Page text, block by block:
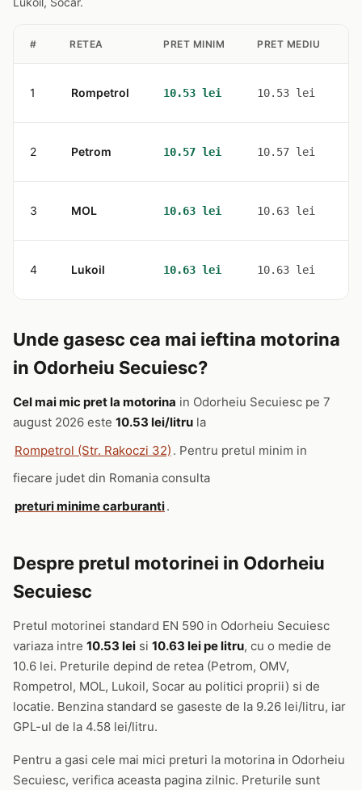
# RETEA PRET MINIM PRET MEDIU
1 Rompetrol 10.53 lei 10.53 lei
2 Petrom 10.57 lei 10.57 lei
3 MOL 10.63 lei 10.63 lei
4 Lukoil 10.63 lei 10.63 lei
Unde gasesc cea mai ieftina motorina
in Odorheiu Secuiesc?
Cel mai mic pret la motorina in Odorheiu Secuiesc pe 7
august 2026 este 10.53 lei/litru la
Rompetrol (Str. Rakoczi 32) . Pentru pretul minim in
fiecare judet din Romania consulta
preturi minime carburanti.
Despre pretul motorinei in Odorheiu
Secuiesc
Pretul motorinei standard EN 590 in Odorheiu Secuiesc
variaza intre 10.53 lei si 10.63 lei pe litru, cu o medie de
10.6 lei. Preturile depind de retea (Petrom, OMV,
Rompetrol, MOL, Lukoil, Socar au politici proprii) si de
locatie. Benzina standard se gaseste de la 9.26 lei/litru, iar
GPL-ul de la 4.58 lei/litru.
Pentru a gasi cele mai mici preturi la motorina in Odorheiu
Secuiesc, verifica aceasta pagina zilnic. Preturile sunt